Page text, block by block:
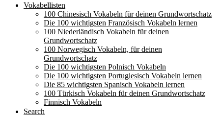
Vokabellisten
100 Chinesisch Vokabeln für deinen Grundwortschatz
Die 100 wichtigsten Französisch Vokabeln lernen
100 Niederländisch Vokabeln für deinen
Grundwortschatz
100 Norwegisch Vokabeln, für deinen
Grundwortschatz
Die 100 wichtigsten Polnisch Vokabeln
Die 100 wichtigsten Portugiesisch Vokabeln lernen
Die 85 wichtigsten Spanisch Vokabeln lernen
100 Türkisch Vokabeln für deinen Grundwortschatz
Finnisch Vokabeln
Search